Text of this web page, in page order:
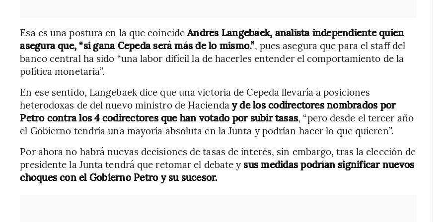
Esa es una postura en la que coincideAndrés Langebaek, analista independiente quien
asegura que, “si gana Cepeda será más de lo mismo.”, pues asegura que para el staff del
banco central ha sido “una labor difícil la de hacerles entender el comportamiento de la
política monetaria”.
En ese sentido, Langebaek dice que una victoria de Cepeda llevaría a posiciones
heterodoxas de del nuevo ministro de Hacienda y de los codirectores nombrados por
Petro contra los 4 codirectores que han votado por subir tasas, “pero desde el tercer año
el Gobierno tendría una mayoría absoluta en la Junta y podrían hacer lo que quieren”.
Por ahora no habrá nuevas decisiones de tasas de interés, sin embargo, tras la elección de
presidente la Junta tendrá que retomar el debate y sus medidas podrían significar nuevos
choques con el Gobierno Petro y su sucesor.